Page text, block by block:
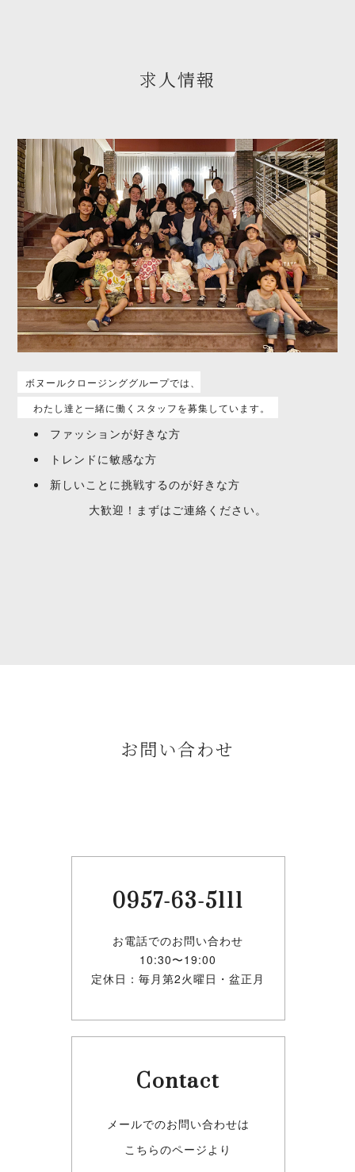
求人情報
ボヌールクロージンググループでは、
わたし達と一緒に働くスタッフを募集しています。
ファッションが好きな方
トレンドに敏感な方
新しいことに挑戦するのが好きな方
大歓迎！まずはご連絡ください。
お問い合わせ
0957-63-5111
お電話でのお問い合わせ
10:30〜19:00
定休日：毎月第2火曜日・盆正月
Contact
メールでのお問い合わせは
こちらのページより